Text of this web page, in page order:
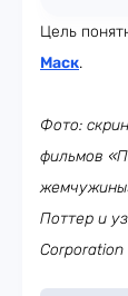
Цель
Маск.
Фото:
фильмов
Поттер и
Corporation